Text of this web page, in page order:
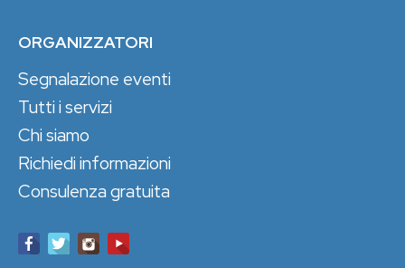
ORGANIZZATORI
Segnalazione eventi
Tutti i servizi
Chi siamo
Richiedi informazioni
Consulenza gratuita